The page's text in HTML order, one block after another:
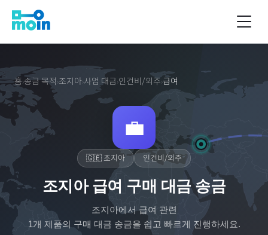
홈›송금 목적 ›조지아›사업 대금›인건비/외주›급여
💼
🇬🇪조지아 인건비/외주
조지아 급여 구매 대금 송금
조지아에서급여 관련
1개 제품의 구매 대금 송금을 쉽고 빠르게 진행하세요.